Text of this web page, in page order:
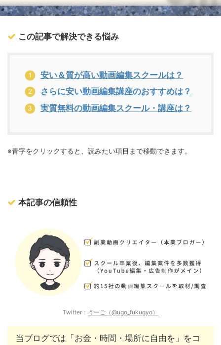
この記事で解決できる悩み
安い＆質が高い動画編集スクールは？
さらに安い動画編集講座のおすすめは？
実質無料の動画編集スクール・講座は？
※青字をクリックすると、読みたい項目まで移動できます。
本記事の信頼性
Twitter： うーご（@ugo_fukugyo）
当ブログでは「お金・時間・場所に自由を」をコ